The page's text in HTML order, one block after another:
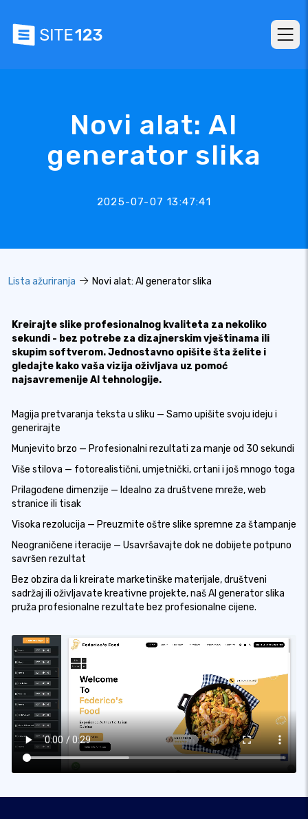
Novi alat: AI
generator slika
2025-07-07 13:47:41
Lista ažuriranja Novi alat: AI generator slika
Kreirajte slike profesionalnog kvaliteta za nekoliko
sekundi - bez potrebe za dizajnerskim vještinama ili
skupim softverom. Jednostavno opišite šta želite i
gledajte kako vaša vizija oživljava uz pomoć
najsavremenije AI tehnologije.
Magija pretvaranja teksta u sliku — Samo upišite svoju ideju i
generirajte
Munjevito brzo — Profesionalni rezultati za manje od 30 sekundi
Više stilova — fotorealistični, umjetnički, crtani i još mnogo toga
Prilagođene dimenzije — Idealno za društvene mreže, web
stranice ili tisak
Visoka rezolucija — Preuzmite oštre slike spremne za štampanje
Neograničene iteracije — Usavršavajte dok ne dobijete potpuno
savršen rezultat
Bez obzira da li kreirate marketinške materijale, društveni
sadržaj ili oživljavate kreativne projekte, naš AI generator slika
pruža profesionalne rezultate bez profesionalne cijene.